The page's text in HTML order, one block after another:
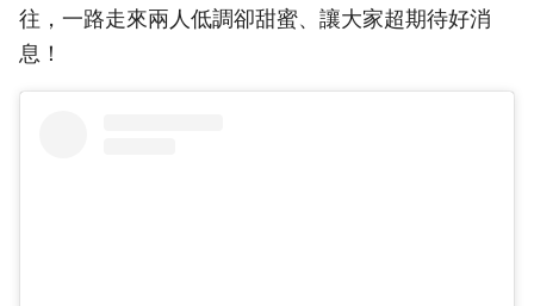
往，一路走來兩人低調卻甜蜜、讓大家超期待好消
息！